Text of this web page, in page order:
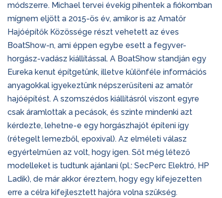
módszerre. Michael tervei évekig pihentek a fiókomban
mígnem eljött a 2015-ös év, amikor is az Amatőr
Hajóépítők Közössége részt vehetett az éves
BoatShow-n, ami éppen egybe esett a fegyver-
horgász-vadász kiállítással. A BoatShow standján egy
Eureka kenut építgetünk, illetve különféle információs
anyagokkal igyekeztünk népszerűsíteni az amatőr
hajóépítést. A szomszédos kiállításról viszont egyre
csak áramlottak a pecások, és szinte mindenki azt
kérdezte, lehetne-e egy horgászhajót építeni így
(rétegelt lemezből, epoxival). Az elméleti válasz
egyértelműen az volt, hogy igen. Sőt még létező
modelleket is tudtunk ajánlani (pl.: SecPerc Elektró, HP
Ladik), de már akkor éreztem, hogy egy kifejezetten
erre a célra kifejlesztett hajóra volna szükség.